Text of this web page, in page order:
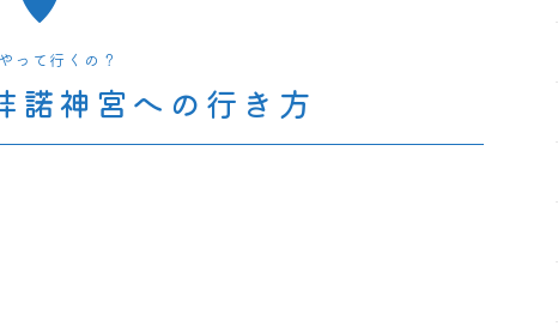
って行くの？
諾神宮への行き方